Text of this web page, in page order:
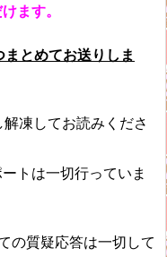
ます。
とめてお送りしま
凍してお読みくださ
トは一切行っていま
の質疑応答は一切して